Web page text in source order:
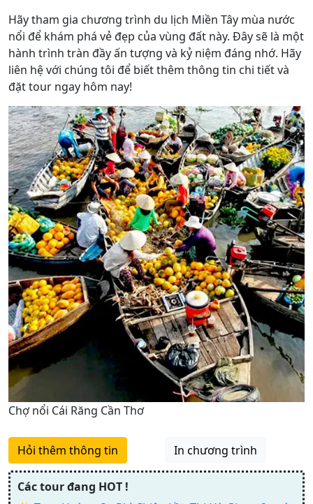
Hãy tham gia chương trình du lịch Miền Tây mùa nước
nổi để khám phá vẻ đẹp của vùng đất này. Đây sẽ là một
hành trình tràn đầy ấn tượng và kỷ niệm đáng nhớ. Hãy
liên hệ với chúng tôi để biết thêm thông tin chi tiết và
đặt tour ngay hôm nay!
Chợ nổi Cái Răng Cần Thơ
Hỏi thêm thông tin In chương trình
Các tour đang HOT !